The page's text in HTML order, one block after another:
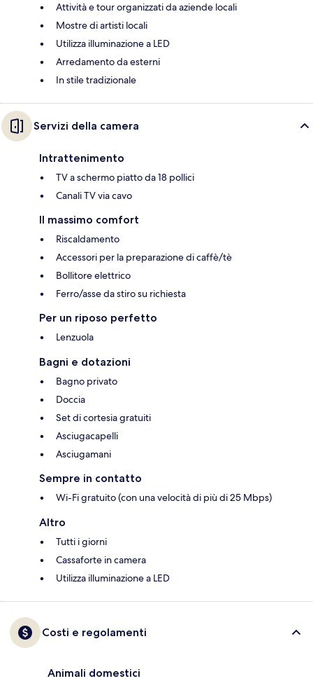
Attività e tour organizzati da aziende locali
Mostre di artisti locali
Utilizza illuminazione a LED
Arredamento da esterni
In stile tradizionale
Servizi della camera
Intrattenimento
TV a schermo piatto da 18 pollici
Canali TV via cavo
Il massimo comfort
Riscaldamento
Accessori per la preparazione di caffè/tè
Bollitore elettrico
Ferro/asse da stiro su richiesta
Per un riposo perfetto
Lenzuola
Bagni e dotazioni
Bagno privato
Doccia
Set di cortesia gratuiti
Asciugacapelli
Asciugamani
Sempre in contatto
Wi-Fi gratuito (con una velocità di più di 25 Mbps)
Altro
Tutti i giorni
Cassaforte in camera
Utilizza illuminazione a LED
Costi e regolamenti
Animali domestici